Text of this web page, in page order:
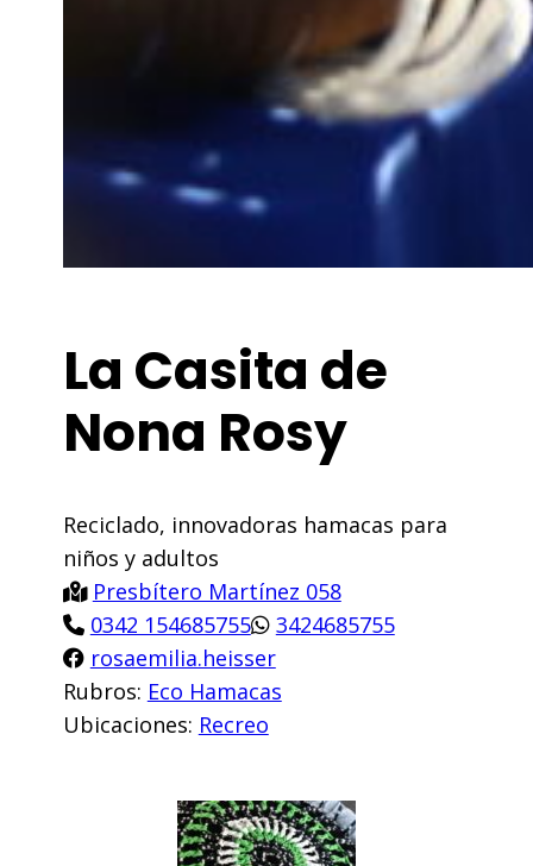
La Casita de
Nona Rosy
Reciclado, innovadoras hamacas para
niños y adultos
Presbítero Martínez 058
0342 154685755
3424685755
rosaemilia.heisser
Rubros: Eco Hamacas
Ubicaciones: Recreo